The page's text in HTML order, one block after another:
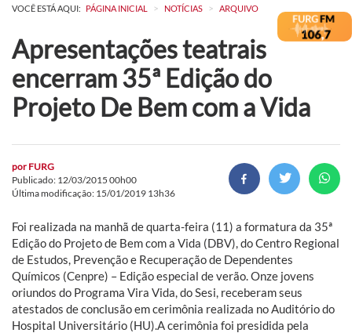
VOCÊ ESTÁ AQUI: PÁGINA INICIAL > NOTÍCIAS > ARQUIVO
Apresentações teatrais
encerram 35ª Edição do
Projeto De Bem com a Vida
por FURG
Publicado: 12/03/2015 00h00
Última modificação: 15/01/2019 13h36
Foi realizada na manhã de quarta-feira (11) a formatura da 35ª
Edição do Projeto de Bem com a Vida (DBV), do Centro Regional
de Estudos, Prevenção e Recuperação de Dependentes
Químicos (Cenpre) – Edição especial de verão. Onze jovens
oriundos do Programa Vira Vida, do Sesi, receberam seus
atestados de conclusão em cerimônia realizada no Auditório do
Hospital Universitário (HU).A cerimônia foi presidida pela